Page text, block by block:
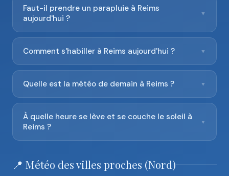
Faut-il prendre un parapluie à Reims
aujourd'hui ?
▼
Comment s'habiller à Reims aujourd'hui ? ▼
Quelle est la météo de demain à Reims ? ▼
À quelle heure se lève et se couche le soleil à
Reims ?
▼
📍 Météo des villes proches (Nord)